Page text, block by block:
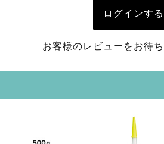
ログインする
お客様のレビューをお待ち